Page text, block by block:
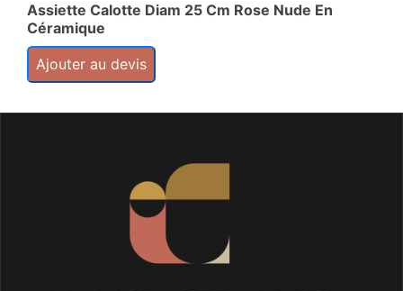
Assiette Calotte Diam 25 Cm Rose Nude En
Céramique
Ajouter au devis